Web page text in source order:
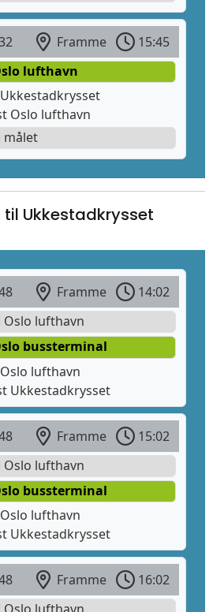
Framme
15:45
lufthavn
Oslo lufthavn
målet
til Ukkestadkrysset
Framme
14:02
Oslo lufthavn
bussterminal
lufthavn
Ukkestadkrysset
Framme
15:02
Oslo lufthavn
bussterminal
lufthavn
Ukkestadkrysset
Framme
16:02